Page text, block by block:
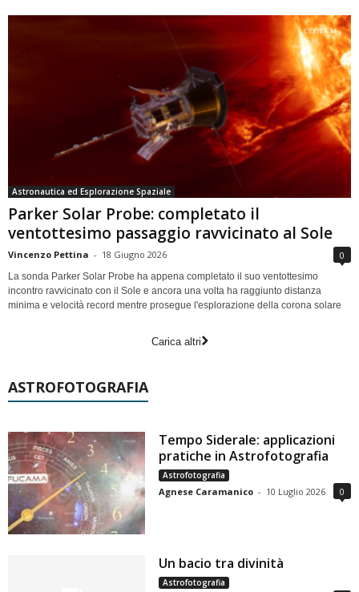
Astronautica ed Esplorazione Spaziale
Parker Solar Probe: completato il
ventottesimo passaggio ravvicinato al Sole
Vincenzo Pettina - 18 Giugno 2026 0
La sonda Parker Solar Probe ha appena completato il suo ventottesimo
incontro ravvicinato con il Sole e ancora una volta ha raggiunto distanza
minima e velocità record mentre prosegue l'esplorazione della corona solare
Carica altri
ASTROFOTOGRAFIA
Tempo Siderale: applicazioni
pratiche in Astrofotografia
Astrofotografia
Agnese Caramanico - 10 Luglio 2026 0
Un bacio tra divinità
Astrofotografia